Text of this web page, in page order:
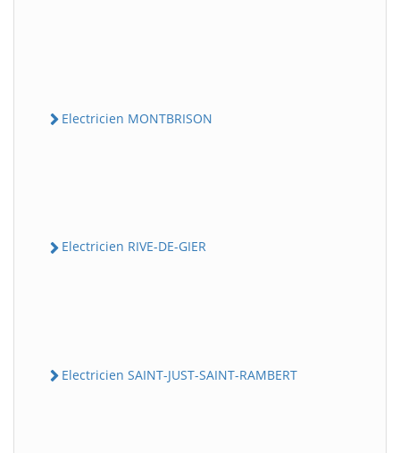
Electricien MONTBRISON
Electricien RIVE-DE-GIER
Electricien SAINT-JUST-SAINT-RAMBERT